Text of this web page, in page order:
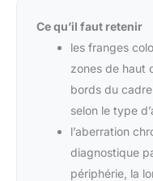
Ce qu’il faut retenir
les franges
zones de haut
bords du
selon le type
l’aberration
diagnostique
périphérie, la